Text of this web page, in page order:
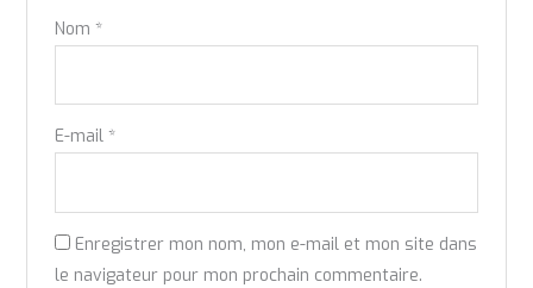
Nom *
E-mail *
Enregistrer mon nom, mon e-mail et mon site dans
le navigateur pour mon prochain commentaire.